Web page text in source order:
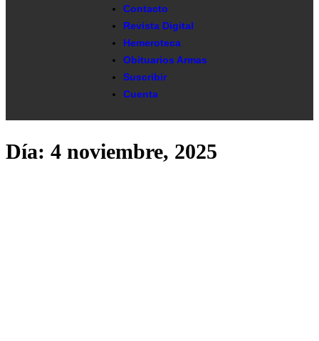
Contacto
Revista Digital
Hemeroteca
Obituarios Armas
Suscribir
Cuenta
Día: 4 noviembre, 2025